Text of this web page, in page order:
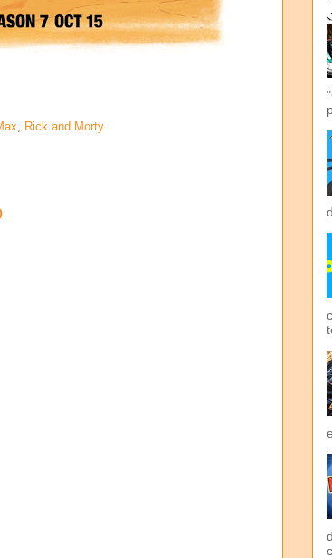
, Rick and Morty